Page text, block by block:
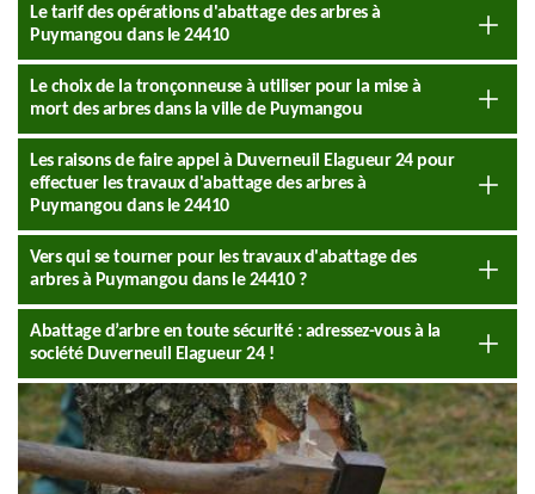
Le tarif des opérations d'abattage des arbres à
Puymangou dans le 24410
Le choix de la tronçonneuse à utiliser pour la mise à
mort des arbres dans la ville de Puymangou
Les raisons de faire appel à Duverneuil Elagueur 24 pour
effectuer les travaux d'abattage des arbres à
Puymangou dans le 24410
Vers qui se tourner pour les travaux d'abattage des
arbres à Puymangou dans le 24410 ?
Abattage d’arbre en toute sécurité : adressez-vous à la
société Duverneuil Elagueur 24 !